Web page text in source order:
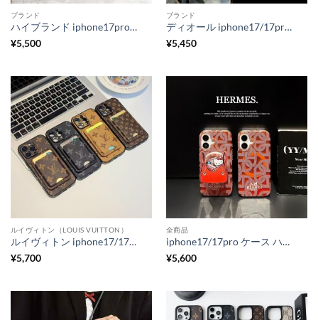
ブランド
ハイブランド iphone17promaxケース ヴィトン iphone17/17pro ケース おしゃれ グッチ コーチ iphone16/16pro ケース おすすめ メンズ iphone お 揃い ケース モノグラム
¥5,500
ブランド
ディオール iphone17/17pro ケース dior風 アイフォン17promaxケース ブランド パロディ iphone16pro/15/14 ケース おそろい iphone16 ケース 大人 可愛い
¥5,450
ルイヴィトン（LOUIS VUITTON）
ルイヴィトン iphone17/17air ケース gucci iphone17pro ケース 背面 収納 ハイ ブランド iphone16pro/16promax ケース おしゃれ メンズ スマホケース カード ケース 付き
¥5,700
全商品
iphone17/17pro ケース ハイブランド magasfe対応 iphone17promax ケース エルメス iphone16/16pro ケース キティちゃん スマホグリップ付き hermes風 スマホケース iphone15/14 ブランドコピー 安全
¥5,600